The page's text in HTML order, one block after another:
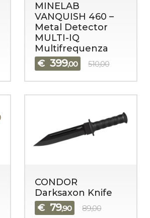
MINELAB
VANQUISH 460 –
Metal Detector
MULTI-IQ
Multifrequenza
€ 399,00 510,00
CONDOR
Darksaxon Knife
€ 79,90 89,00